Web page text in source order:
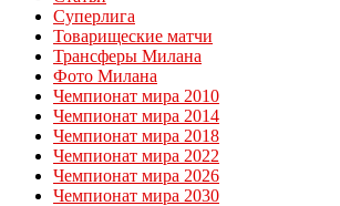
Суперлига
Товарищеские матчи
Трансферы Милана
Фото Милана
Чемпионат мира 2010
Чемпионат мира 2014
Чемпионат мира 2018
Чемпионат мира 2022
Чемпионат мира 2026
Чемпионат мира 2030